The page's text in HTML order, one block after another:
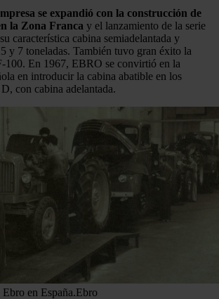
se expandió con la construcción de
la Zona Franca y el lanzamiento de la serie
característica cabina semiadelantada y
y 7 toneladas. También tuvo gran éxito la
100. En 1967, EBRO se convirtió en la
en introducir la cabina abatible en los
con cabina adelantada.
en España.Ebro